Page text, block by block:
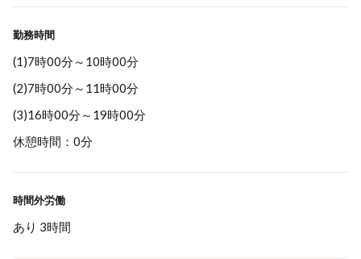
勤務時間
(1)7時00分～10時00分
(2)7時00分～11時00分
(3)16時00分～19時00分
休憩時間：0分
時間外労働
あり 3時間